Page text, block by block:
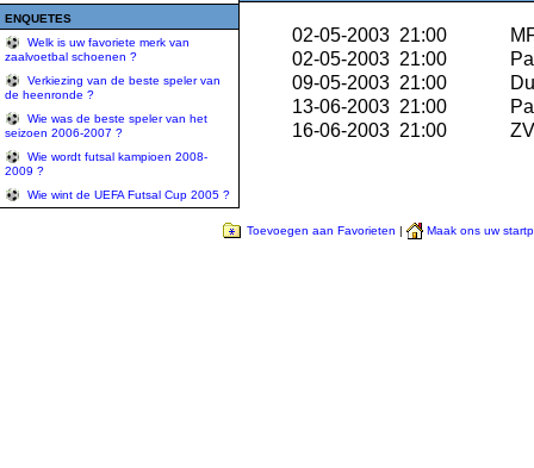
ENQUETES
Welk is uw favoriete merk van
zaalvoetbal schoenen ?
Verkiezing van de beste speler van
de heenronde ?
Wie was de beste speler van het
seizoen 2006-2007 ?
Wie wordt futsal kampioen 2008-
2009 ?
Wie wint de UEFA Futsal Cup 2005 ?
02-05-2003 21:00
02-05-2003 21:00
09-05-2003 21:00
13-06-2003 21:00
16-06-2003 21:00
Toevoegen aan Favorieten | Maak ons uw